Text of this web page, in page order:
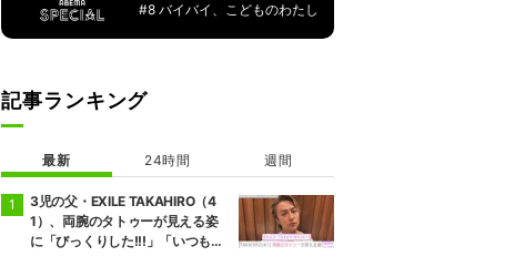
#8 バイバイ、こどものわたし
記事ランキング
最新 24時間 週間
3児の父・EXILE TAKAHIRO（4
1）、両腕のタトゥーが見える姿
に「びっくりした!!!」「いつもと